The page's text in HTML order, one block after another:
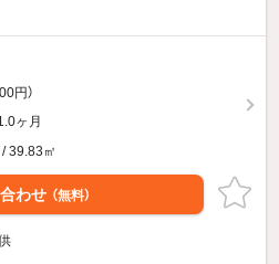
円）
ヶ月
39.83㎡
わせ （無料）